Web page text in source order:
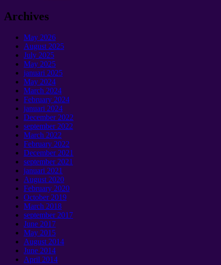
Archives
May 2026
August 2025
July 2025
May 2025
januari 2025
May 2024
March 2024
February 2024
januari 2024
December2022
september 2022
March 2022
February 2022
December2021
september 2021
januari 2021
August 2020
February 2020
October2019
March 2018
september 2017
June 2017
May 2015
August 2014
June 2014
April 2014